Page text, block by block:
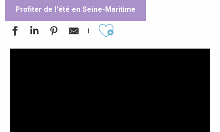
Profiter de l'été en Seine-Maritime
Ajouter aux favoris